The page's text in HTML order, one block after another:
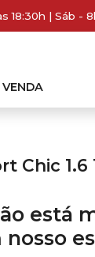
18:30h | Sáb -
VENDA
Chic 1.6
está